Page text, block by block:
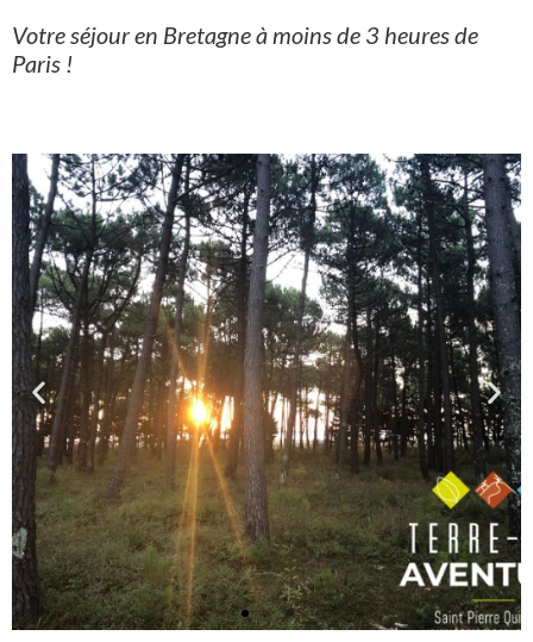
Votre séjour en Bretagne à moins de 3 heures de
Paris !